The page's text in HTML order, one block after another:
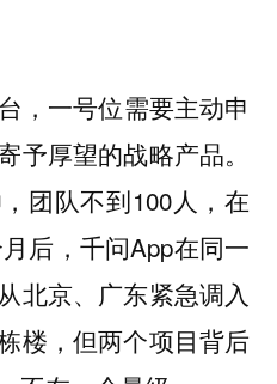
，一号位需要主动申
予厚望的战略产品。
团队不到100人，在
后，千问App在同一
北京、广东紧急调入
楼，但两个项目背后